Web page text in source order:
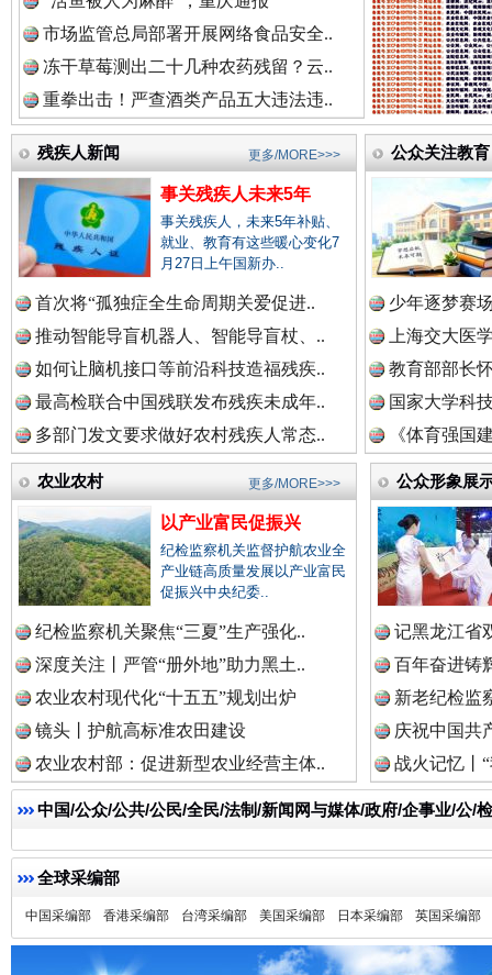
祁连巍巍树丰碑 高回报
一枚“钉子”竟然扎入要害部门
雄关漫道展新颜 “
市场监管总局部署开展网络食品安全..
冻干草莓测出二十几种农药残留？云..
重拳出击！严查酒类产品五大违法违..
残疾人新闻
事关残疾人未来5年
事关残疾人，未来5年补贴、
就业、教育有这些暖心变化7
月27日上午国新办..
首次将“孤独症全生命周期关爱促进..
推动智能导盲机器人、智能导盲杖、..
如何让脑机接口等前沿科技造福残疾..
最高检联合中国残联发布残疾未成年..
多部门发文要求做好农村残疾人常态..
更多/MORE>>> 公众关注教育
少年逐梦赛
上海交大医
教育部部长
国家大学科
《体育强国
农业农村
以产业富民促振兴
纪检监察机关监督护航农业全
产业链高质量发展以产业富民
促振兴中央纪委..
纪检监察机关聚焦“三夏”生产强化..
深度关注丨严管“册外地”助力黑土..
农业农村现代化“十五五”规划出炉
镜头丨护航高标准农田建设
农业农村部：促进新型农业经营主体..
更多/MORE>>> 公众形象展
记黑龙江省
百年奋进铸
新老纪检监
庆祝中国共
战火记忆丨
中国/公众/公共/公民/全民/法制/新闻网与媒体/政府/企事业/公/
全球采编部
中国采编部 香港采编部 台湾采编部 美国采编部 日本采编部 英国采编部